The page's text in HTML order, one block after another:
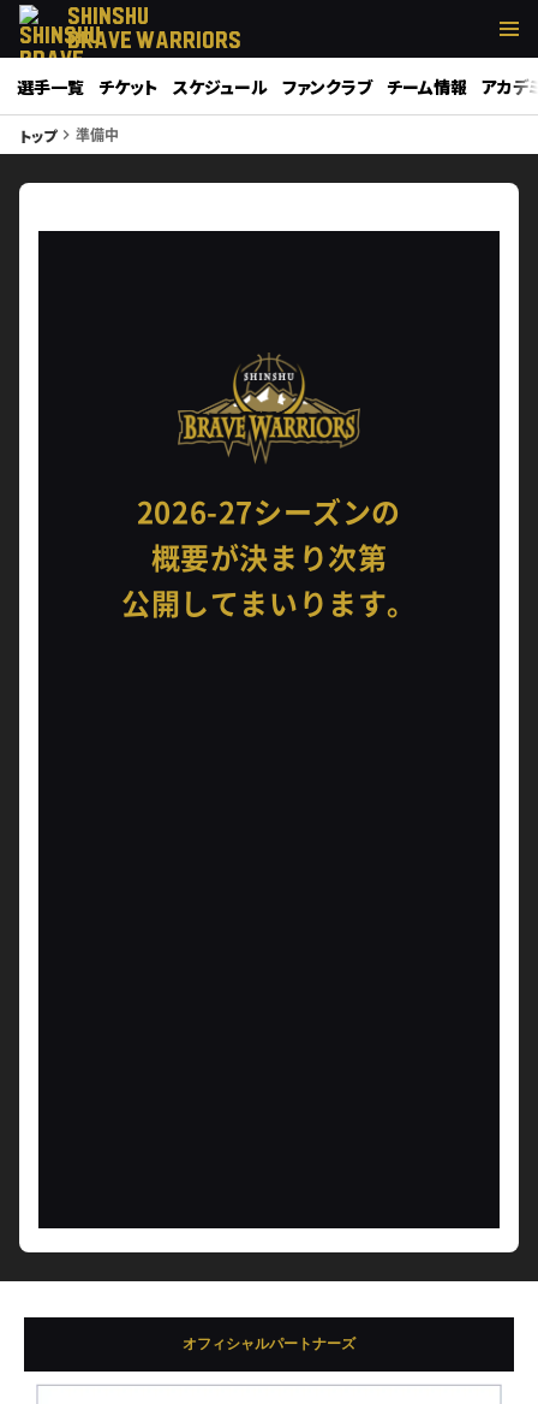
SHINSHU
BRAVE WARRIORS
選手一覧 チケット スケジュール ファンクラブ チーム情報 アカデ
トップkeyboard_arrow_right 準備中
2026-27シーズンの
概要が決まり次第
公開してまいります。
オフィシャルパートナーズ